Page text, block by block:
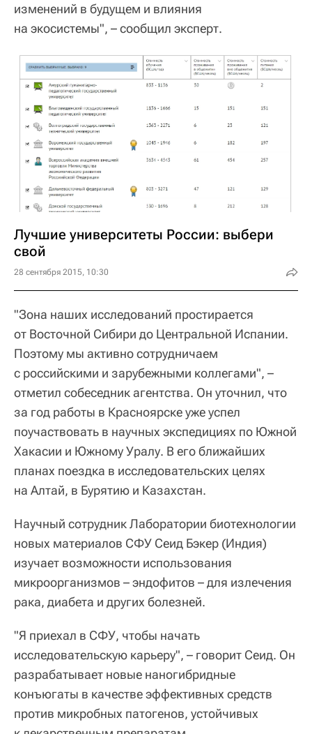
изменений в будущем и влияния
на экосистемы", – сообщил эксперт.
Лучшие университеты России: выбери
свой
28 сентября 2015, 10:30
"Зона наших исследований простирается
от Восточной Сибири до Центральной Испании.
Поэтому мы активно сотрудничаем
с российскими и зарубежными коллегами", –
отметил собеседник агентства. Он уточнил, что
за год работы в Красноярске уже успел
поучаствовать в научных экспедициях по Южной
Хакасии и Южному Уралу. В его ближайших
планах поездка в исследовательских целях
на Алтай, в Бурятию и Казахстан.
Научный сотрудник Лаборатории биотехнологии
новых материалов СФУ Сеид Бэкер (Индия)
изучает возможности использования
микроорганизмов – эндофитов – для излечения
рака, диабета и других болезней.
"Я приехал в СФУ, чтобы начать
исследовательскую карьеру", – говорит Сеид. Он
разрабатывает новые наногибридные
конъюгаты в качестве эффективных средств
против микробных патогенов, устойчивых